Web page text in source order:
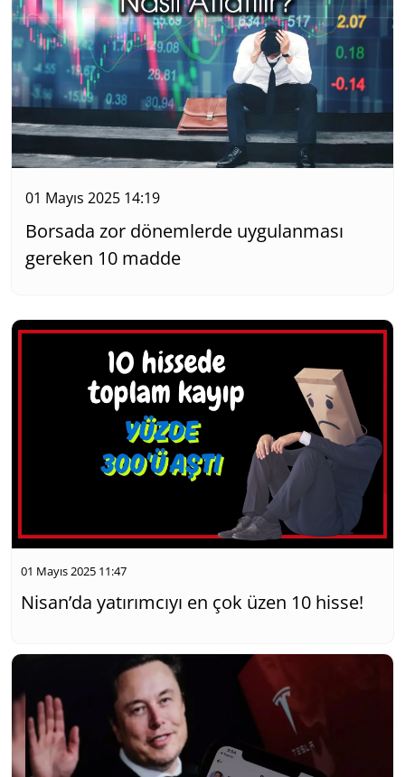
01 Mayıs 2025 14:19
Borsada zor dönemlerde uygulanması
gereken 10 madde
01 Mayıs 2025 11:47
Nisan’da yatırımcıyı en çok üzen 10 hisse!